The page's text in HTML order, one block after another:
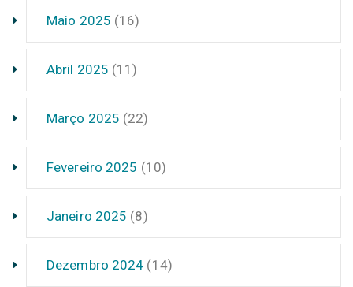
Maio 2025 (16)
Abril 2025 (11)
Março 2025 (22)
Fevereiro 2025 (10)
Janeiro 2025 (8)
Dezembro 2024 (14)